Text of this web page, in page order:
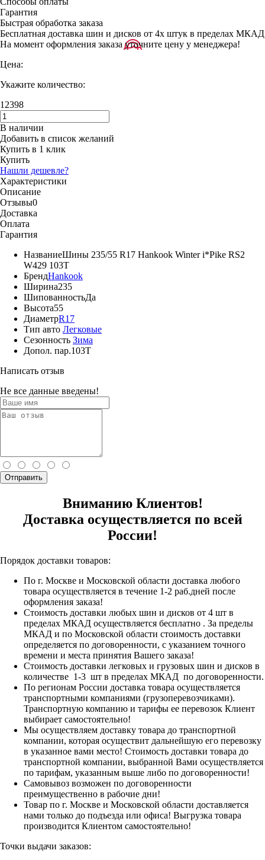
Гарантия
Быстрая обработка заказа
Бесплатная доставка шин и дисков от 4х штук в пределах МКАД
На момент оформления заказа уточните цену у менеджера!
Цена:
Укажите количество:
12398
В наличии
Добавить в список желаний
Купить в 1 клик
Купить
Нашли дешевле?
Характеристики
Описание
Отзывы0
Доставка
Оплата
Гарантия
НазваниеШины 235/55 R17 Hankook Winter i*Pike RS2
W429 103T
БрендHankook
Ширина235
ШипованностьДа
Высота55
ДиаметрR17
Тип авто Легковые
Сезонность Зима
Допол. пар.103T
Написать отзыв
Не все данные введены!
Отправить
Вниманию Клиентов!
Доставка осуществляется по всей
России!
Порядок доставки товаров:
По г. Москве и Московской области доставка любого
товара осуществляется в течение 1-2 раб.дней после
оформления заказа!
Стоимость доставки любых шин и дисков от 4 шт в
пределах МКАД осуществляется бесплатно . За пределы
МКАД и по Московской области стоимость доставки
определяется по договоренности, с указанием точного
времени и места принятия Вашего заказа!
Стоимость доставки легковых и грузовых шин и дисков в
количестве 1-3 шт в пределах МКАД по договоренности.
По регионам России доставка товара осуществляется
транспортными компаниями (грузоперевозчиками).
Транспортную компанию и тарифы ее перевозок Клиент
выбирает самостоятельно!
Мы осуществляем доставку товара до транспортной
компании, которая осуществит дальнейшую его перевозку
в указанное вами место! Стоимость доставки товара до
транспортной компании, выбранной Вами осуществляется
по тарифам, указанным выше либо по договоренности!
Самовывоз возможен по договоренности
преимущественно в рабочие дни!
Товар по г. Москве и Московской области доставляется
нами только до подъезда или офиса! Выгрузка товара
производится Клиентом самостоятельно!
Точки выдачи заказов: